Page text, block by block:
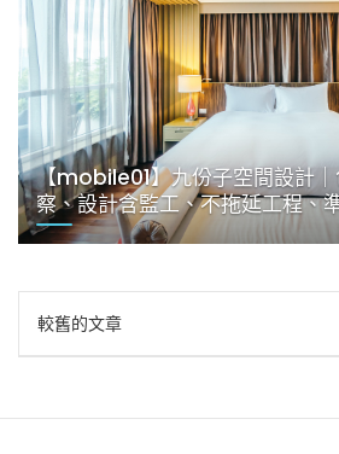
【mobile01】九份子空間設計
察、設計含監工、不拖延工程、
文
章
導
較舊的文章